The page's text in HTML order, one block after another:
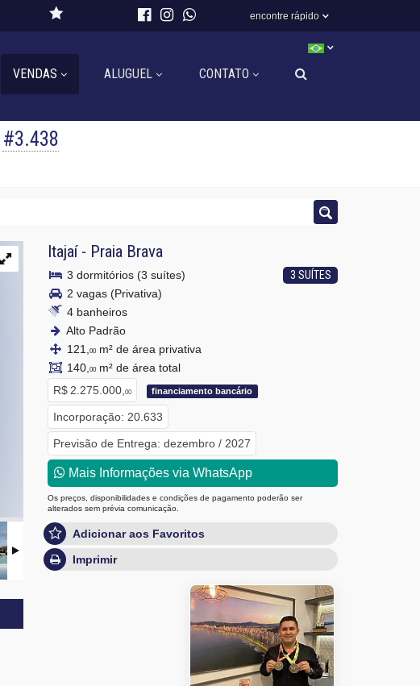
encontre rápido
VENDAS ALUGUEL CONTATO
#3.438
Itajaí- Praia Brava
3 SUÍTES
3 dormitórios (3 suítes)
2 vagas (Privativa)
4 banheiros
Alto Padrão
121,
00m² de área privativa
140, 00m² de área total
R$ 2.275.000, 00 financiamento bancário
Incorporação: 20.633
Previsão de Entrega: dezembro / 2027
Mais Informações via WhatsApp
Os preços, disponibilidades e condições de pagamento poderão ser
alterados sem prévia comunicação.
Adicionar aos Favoritos
Imprimir